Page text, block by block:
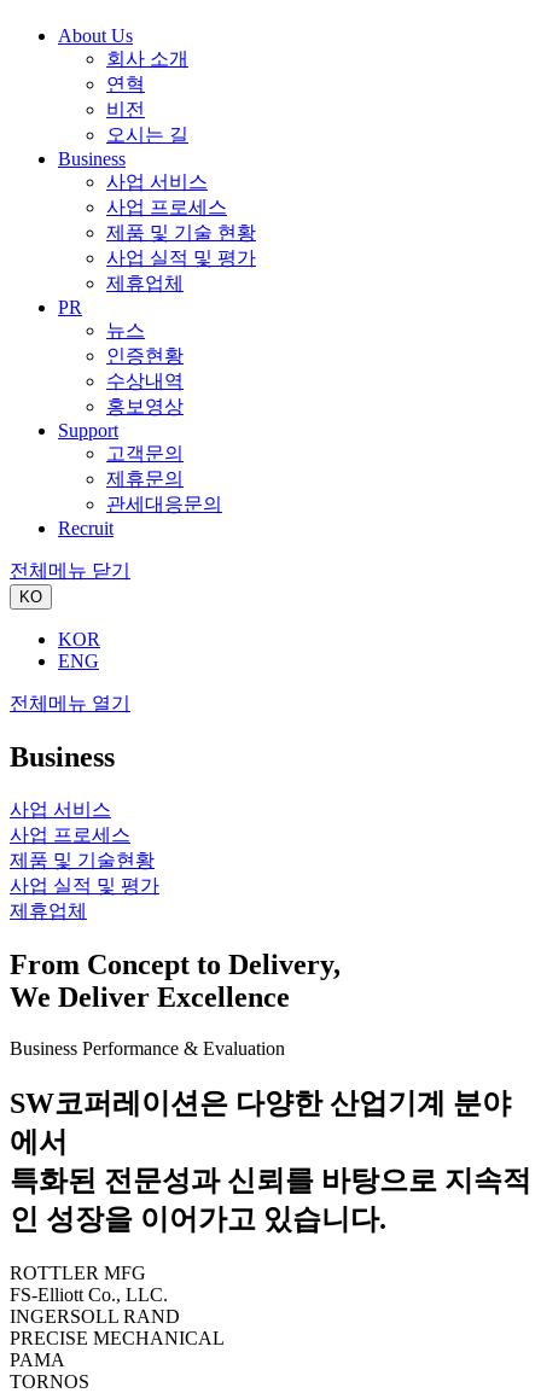
About Us
회사 소개
연혁
비전
오시는 길
Business
사업 서비스
사업 프로세스
제품 및 기술 현황
사업 실적 및 평가
제휴업체
PR
뉴스
인증현황
수상내역
홍보영상
Support
고객문의
제휴문의
관세대응문의
Recruit
전체메뉴 닫기
KO
KOR
ENG
전체메뉴 열기
Business
사업 서비스
사업 프로세스
제품 및 기술현황
사업 실적 및 평가
제휴업체
From Concept to Delivery,
We Deliver Excellence
Business Performance & Evaluation
SW코퍼레이션은 다양한 산업기계 분야
에서
특화된 전문성과 신뢰를 바탕으로 지속적
인 성장을 이어가고 있습니다.
ROTTLER MFG
FS-Elliott Co., LLC.
INGERSOLL RAND
PRECISE MECHANICAL
PAMA
TORNOS